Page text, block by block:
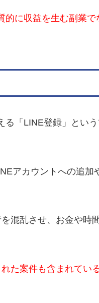
的に収益を生む副業
る「LINE登録」とい
アカウントへの追加
混乱させ、お金や時
た案件も含まれてい